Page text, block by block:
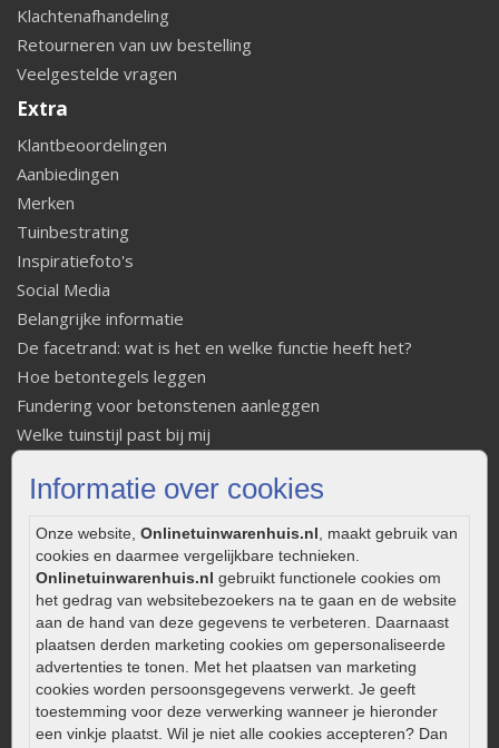
Informatie over cookies
Onze website, Onlinetuinwarenhuis.nl, maakt gebruik van
cookies en daarmee vergelijkbare technieken.
Onlinetuinwarenhuis.nl gebruikt functionele cookies om
het gedrag van websitebezoekers na te gaan en de website
aan de hand van deze gegevens te verbeteren. Daarnaast
plaatsen derden marketing cookies om gepersonaliseerde
advertenties te tonen. Met het plaatsen van marketing
cookies worden persoonsgegevens verwerkt. Je geeft
toestemming voor deze verwerking wanneer je hieronder
een vinkje plaatst. Wil je niet alle cookies accepteren? Dan
Klachtenafhandeling
Retourneren van uw bestelling
Veelgestelde vragen
Extra
Klantbeoordelingen
Aanbiedingen
Merken
Tuinbestrating
Inspiratiefoto's
Social Media
Belangrijke informatie
De facetrand: wat is het en welke functie heeft het?
Hoe betontegels leggen
Fundering voor betonstenen aanleggen
Welke tuinstijl past bij mij
Legverbanden gebakken bestrating
Aanlegtips voor gebakken bestrating
Zelf een terras aanleggen
Kleine stadstuin inrichten
0320 – 219170
Kaapstanderweg 41
8243 RB Lelystad
info@onlinetuinwarenhuis.nl